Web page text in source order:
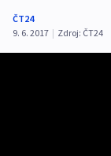
ČT24
9. 6. 2017 | Zdroj: ČT24